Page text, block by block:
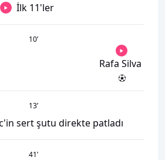
İlk 11'ler
10’
Rafa Silva
13’
sert şutu direkte patladı
41’